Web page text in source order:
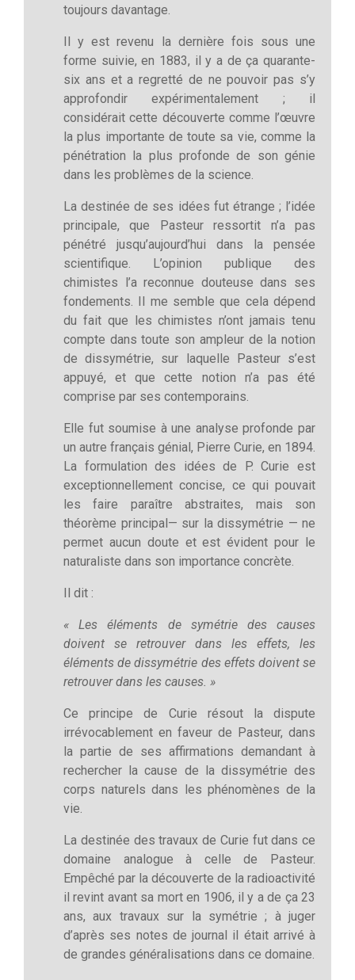
toujours davantage.
Il y est revenu la dernière fois sous une
forme suivie, en 1883, il y a de ça quarante-
six ans et a regretté de ne pouvoir pas s’y
approfondir expérimentalement ; il
considérait cette découverte comme l’œuvre
la plus importante de toute sa vie, comme la
pénétration la plus profonde de son génie
dans les problèmes de la science.
La destinée de ses idées fut étrange ; l’idée
principale, que Pasteur ressortit n’a pas
pénétré jusqu’aujourd’hui dans la pensée
scientifique. L’opinion publique des
chimistes l’a reconnue douteuse dans ses
fondements. Il me semble que cela dépend
du fait que les chimistes n’ont jamais tenu
compte dans toute son ampleur de la notion
de dissymétrie, sur laquelle Pasteur s’est
appuyé, et que cette notion n’a pas été
comprise par ses contemporains.
Elle fut soumise à une analyse profonde par
un autre français génial, Pierre Curie, en 1894.
La formulation des idées de P. Curie est
exceptionnellement concise, ce qui pouvait
les faire paraître abstraites, mais son
théorème principal— sur la dissymétrie — ne
permet aucun doute et est évident pour le
naturaliste dans son importance concrète.
Il dit :
« Les éléments de symétrie des causes
doivent se retrouver dans les effets, les
éléments de dissymétrie des effets doivent se
retrouver dans les causes. »
Ce principe de Curie résout la dispute
irrévocablement en faveur de Pasteur, dans
la partie de ses affirmations demandant à
rechercher la cause de la dissymétrie des
corps naturels dans les phénomènes de la
vie.
La destinée des travaux de Curie fut dans ce
domaine analogue à celle de Pasteur.
Empêché par la découverte de la radioactivité
il revint avant sa mort en 1906, il y a de ça 23
ans, aux travaux sur la symétrie ; à juger
d’après ses notes de journal il était arrivé à
de grandes généralisations dans ce domaine.